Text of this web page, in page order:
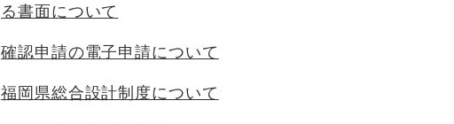
る書面について
確認申請の電子申請について
福岡県総合設計制度について